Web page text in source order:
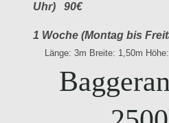
Uhr) 90€
1 Woche (Montag bis
Länge: 3m Breite: 1,50m